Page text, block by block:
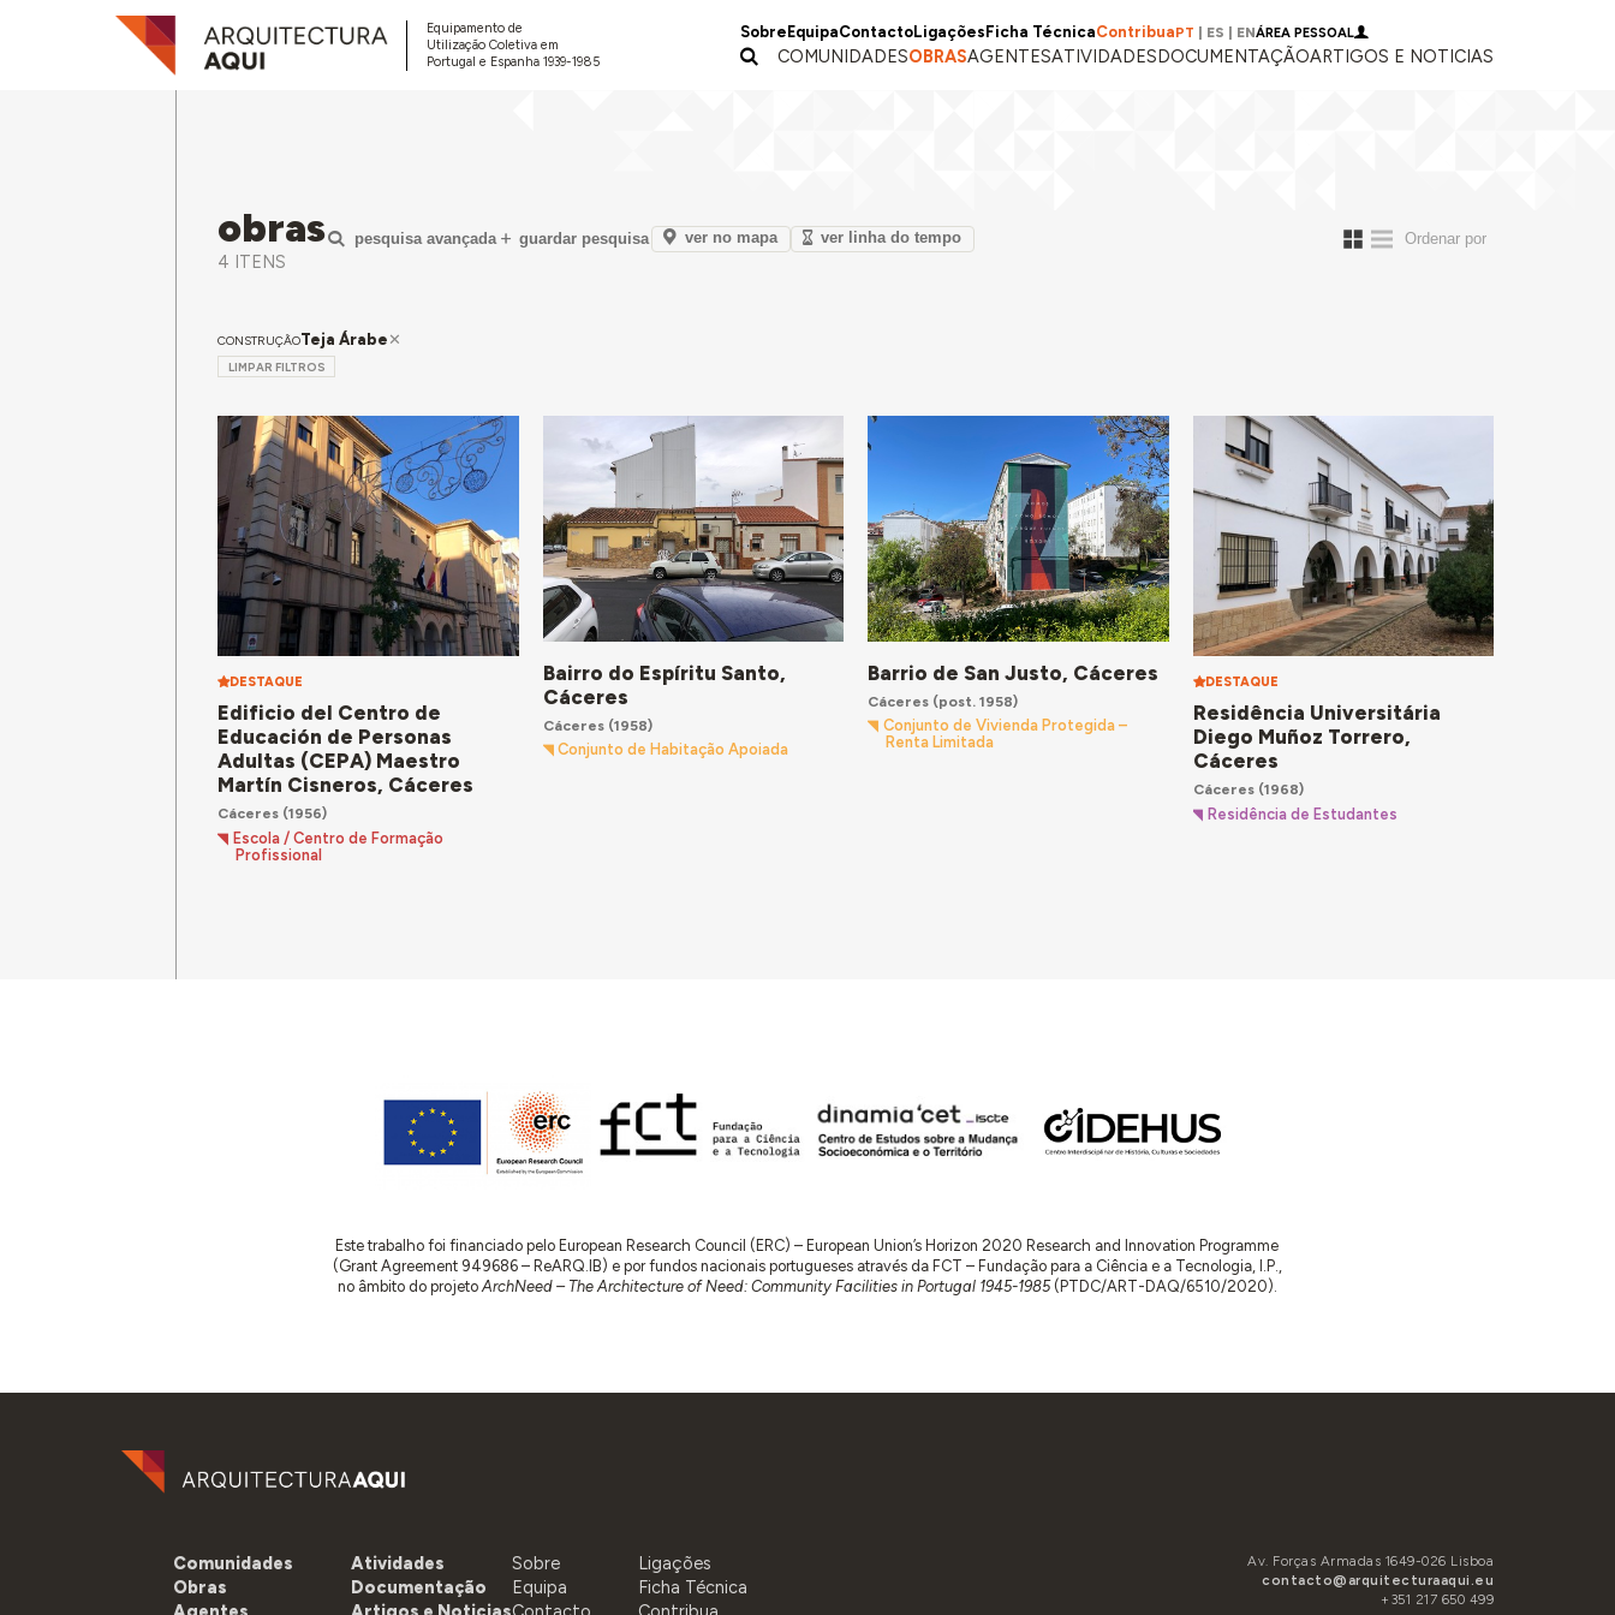
Equipamento de
Utilização Coletiva em
Portugal e Espanha 1939-1985
Sobre EquipaContactoLigações Ficha TécnicaContribuaPT ES ENÁREA PESSOAL
COMUNIDADESOBRASAGENTESATIVIDADESDOCUMENTAÇÃOARTIGOS E NOTICIAS
obras
4 ITENS
pesquisa avançada guardar pesquisa ver no mapa ver linha do tempo
CONSTRUÇÃOTeja Árabe
LIMPAR FILTROS
DESTAQUE
Edificio del Centro de
Educación de Personas
Adultas (CEPA) Maestro
Martín Cisneros, Cáceres
Cáceres (1956)
Escola / Centro de Formação
Profissional
Bairro do Espíritu Santo,
Cáceres
Cáceres(1958)
Conjunto de Habitação Apoiada
Barrio de San Justo, Cáceres
Cáceres (post. 1958)
Conjunto de Vivienda Protegida –
Renta Limitada
DESTAQUE
Residência Universitária
Diego Muñoz Torrero,
Cáceres
Cáceres(1968)
Residência de Estudantes
Este trabalho foi financiado pelo European Research Council (ERC) – European Union’s Horizon 2020 Research and Innovation Programme
(Grant Agreement 949686 – ReARQ.IB) e por fundos nacionais portugueses através da FCT – Fundação para a Ciência e a Tecnologia, I.P.,
no âmbito do projeto ArchNeed – The Architecture of Need: Community Facilities in Portugal 1945-1985(PTDC/ART-DAQ/6510/2020).
Comunidades
Obras
Atividades
Documentação
Sobre
Equipa
Ligações
Ficha Técnica
Av. Forças Armadas 1649-026 Lisboa
contacto@arquitecturaaqui.eu
+351 217 650 499